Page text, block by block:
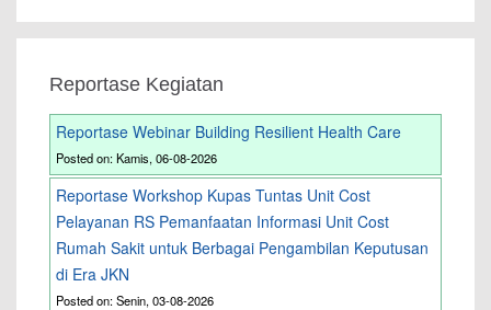
Reportase Kegiatan
Reportase Webinar Building Resilient Health Care
Posted on: Kamis, 06-08-2026
Reportase Workshop Kupas Tuntas Unit Cost
Pelayanan RS Pemanfaatan Informasi Unit Cost
Rumah Sakit untuk Berbagai Pengambilan Keputusan
di Era JKN
Posted on: Senin, 03-08-2026